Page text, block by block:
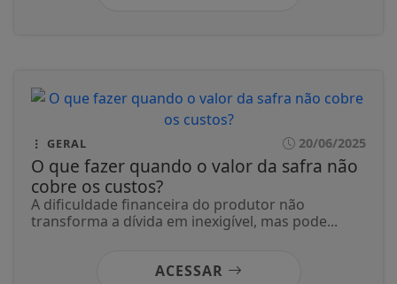
GERAL 20/06/2025
O que fazer quando o valor da safra não
cobre os custos?
A dificuldade financeira do produtor não
transforma a dívida em inexigível, mas pode...
ACESSAR